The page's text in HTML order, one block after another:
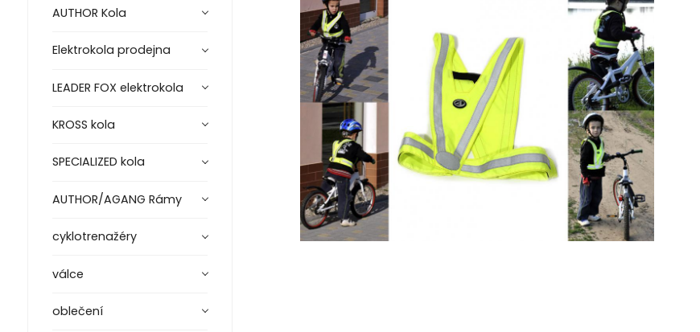
AUTHOR Kola
Elektrokola prodejna
LEADER FOX elektrokola
KROSS kola
SPECIALIZED kola
AUTHOR/AGANG Rámy
cyklotrenažéry
válce
oblečení